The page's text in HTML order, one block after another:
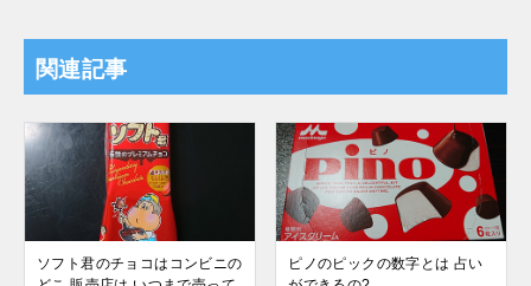
関連記事
ソフト君のチョコはコンビニの
ピノのピックの数字とは 占い